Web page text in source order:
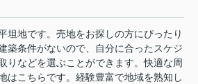
坦地です。売地をお探しの方にぴったり
築条件がないので、自分に合ったスケジ
りなどを選ぶことができます。快適な周
はこちらです。経験豊富で地域を熟知し